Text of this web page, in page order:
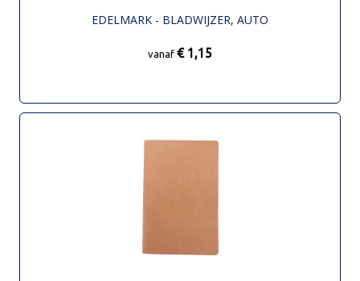
EDELMARK - BLADWIJZER, AUTO
vanaf € 1,15